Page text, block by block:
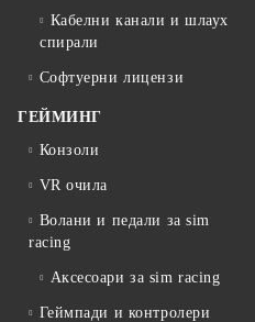
Кабелни канали и шлаух
спирали
Софтуерни лицензи
ГЕЙМИНГ
Конзоли
VR очила
Волани и педали за sim
racing
Аксесоари за sim racing
Геймпади и контролери